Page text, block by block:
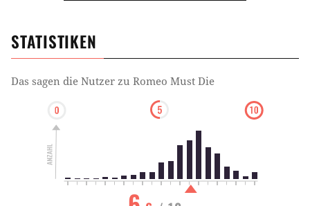
STATISTIKEN
Das sagen die Nutzer zu Romeo Must Die